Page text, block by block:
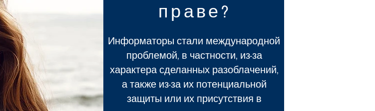
праве?
Информаторы стали международной
проблемой, в частности, из-за
характера сделанных разоблачений,
а также из-за их потенциальной
защиты или их присутствия в